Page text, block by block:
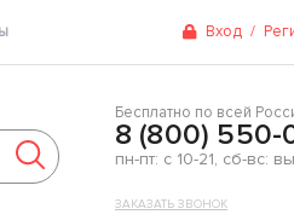
Вход /
Бесплатно по всей
8 (800) 550-
пн-пт: с 10-21, сб-вс:
ЗАКАЗАТЬ ЗВОНОК